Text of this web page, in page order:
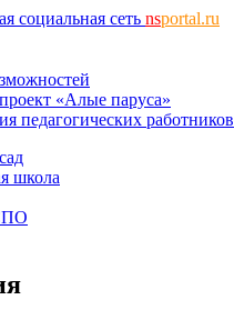
социальная сеть nsportal.ru
«Алые паруса»
педагогических работников
школа